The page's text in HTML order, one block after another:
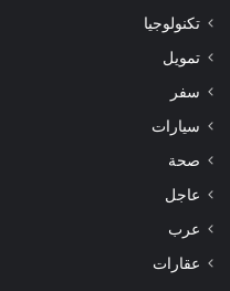
تكنولوجيا
تمويل
سفر
سيارات
صحة
عاجل
عرب
عقارات